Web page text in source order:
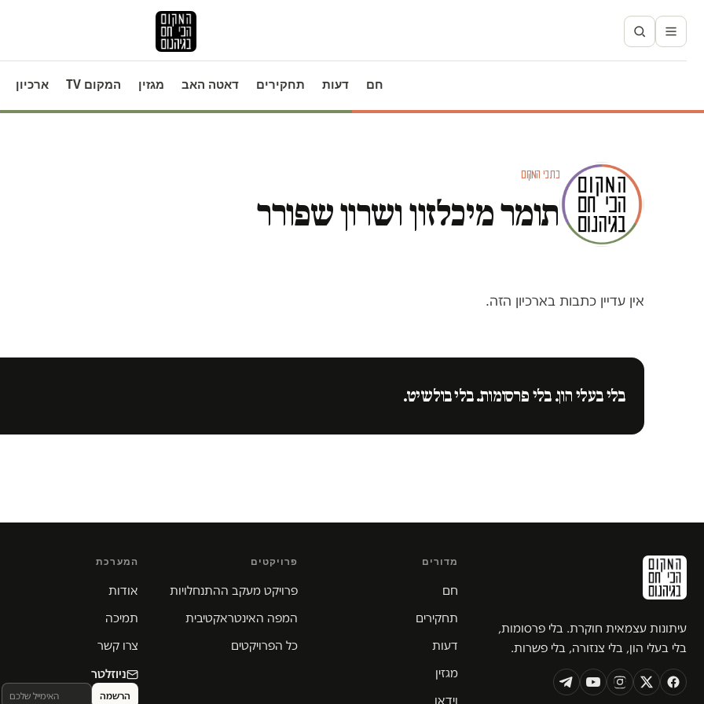
חם דעות תחקירים דאטה האב מגזין המקום TV ארכיון
כתבי המקום
תומר מיכלזון ושרון שפורר
אין עדיין כתבות בארכיון הזה.
בלי בעלי הון. בלי פרסומות. בלי בולשיט.
עיתונות עצמאית חוקרת. בלי פרסומות,
בלי בעלי הון, בלי צנזורה, בלי פשרות.
מדורים
חם
תחקירים
דעות
מגזין
וידאו
פרויקטים
פרויקט מעקב ההתנחלויות
המפה האינטראקטיבית
כל הפרויקטים
המערכת
אודות
תמיכה
צרו קשר
ניוזלטר